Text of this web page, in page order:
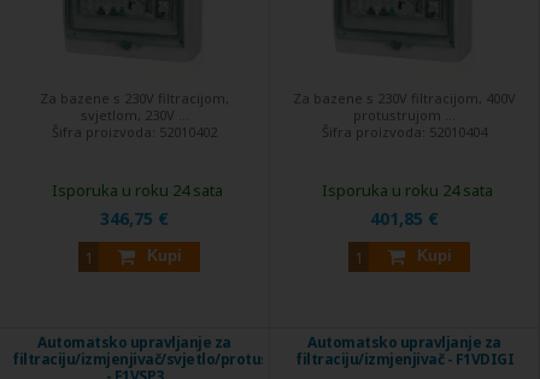
Za bazene s 230V filtracijom,
svjetlom, 230V ...
Šifra proizvoda: 52010402
346,75 €
Kupi
Isporuka u roku 24 sata
Za bazene s 230V filtracijom, 400V
protustrujom ...
Šifra proizvoda: 52010404
401,85 €
Kupi
Isporuka u roku 24 sata
Automatsko upravljanje za
filtraciju/izmjenjivač/svjetlo/protustruju
Automatsko upravljanje za
filtraciju/izmjenjivač - F1VDIGI